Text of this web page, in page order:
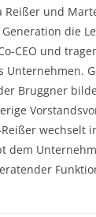
Reißer und
die
CEO und
Unternehmen.
Bruggner
wechselt
dem